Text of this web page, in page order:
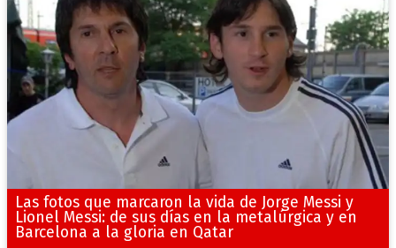
Las fotos que marcaron la vida de Jorge Messi y
Lionel Messi: de sus días en la metalúrgica y en
Barcelona a la gloria en Qatar